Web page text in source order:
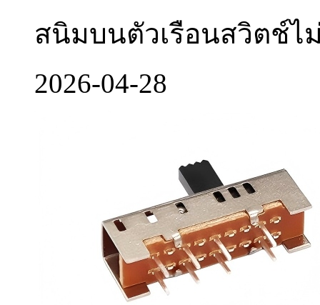
สนิมบนตัวเรือนสวิตช์ไ
2026-04-28